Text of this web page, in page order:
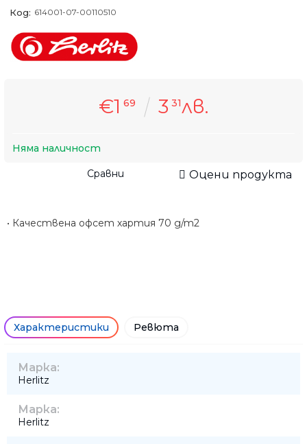
Код: 614001-07-00110510
€1 69 3 31лв.
Няма наличност
Сравни Оцени продукта
• Качествена офсет хартия 70 g/m2
Характеристики Ревюта
Марка:
Herlitz
Марка:
Herlitz